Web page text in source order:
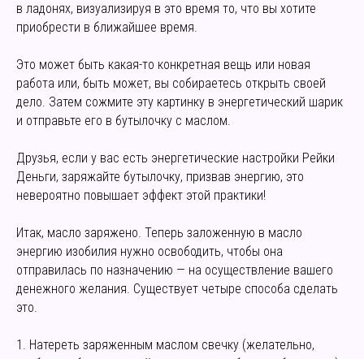
в ладонях, визуализируя в это время то, что вы хотите
приобрести в ближайшее время.
Это может быть какая-то конкретная вещь или новая
работа или, быть может, вы собираетесь открыть своей
дело. Затем сожмите эту картинку в энергетический шарик
и отправьте его в бутылочку с маслом.
Друзья, если у вас есть энергетические настройки Рейки
Деньги, заряжайте бутылочку, призвав энергию, это
невероятно повышает эффект этой практики!
Итак, масло заряжено. Теперь заложенную в масло
энергию изобилия нужно освободить, чтобы она
отправилась по назначению — на осуществление вашего
денежного желания. Существует четыре способа сделать
это.
1. Натереть заряженным маслом свечку (желательно,